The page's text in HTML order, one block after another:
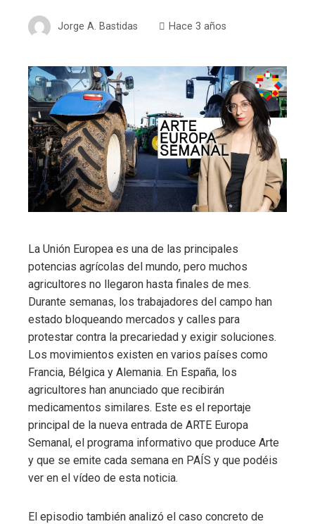
Jorge A. Bastidas Hace 3 años
La Unión Europea es una de las principales
potencias agrícolas del mundo, pero muchos
agricultores no llegaron hasta finales de mes.
Durante semanas, los trabajadores del campo han
estado bloqueando mercados y calles para
protestar contra la precariedad y exigir soluciones.
Los movimientos existen en varios países como
Francia, Bélgica y Alemania. En España, los
agricultores han anunciado que recibirán
medicamentos similares. Este es el reportaje
principal de la nueva entrada de ARTE Europa
Semanal, el programa informativo que produce Arte
y que se emite cada semana en PAÍS y que podéis
ver en el vídeo de esta noticia.
El episodio también analizó el caso concreto de